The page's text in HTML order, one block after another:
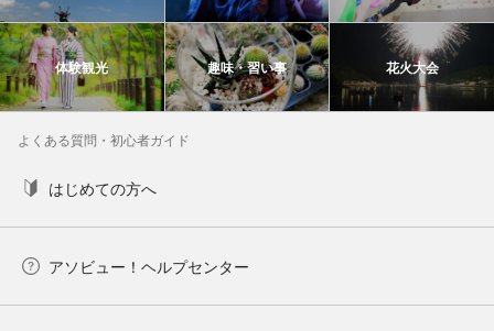
体験観光 趣味・習い事 花火大会
よくある質問・初心者ガイド
はじめての方へ
アソビュー！ヘルプセンター